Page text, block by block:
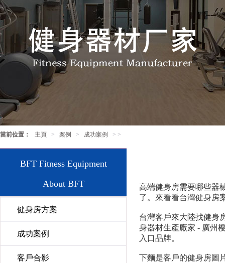
當前位置： 主頁 > 案例 > 成功案例 > >
BFT Fitness Equipment
About BFT
健身房方案
成功案例
客戶合影
高端健身房需要哪些器
了。來看看台灣健身房
台灣客戶來大陸找健身
身器材生產廠家 - 廣州
入口品牌。
下麵是客戶的健身房圖